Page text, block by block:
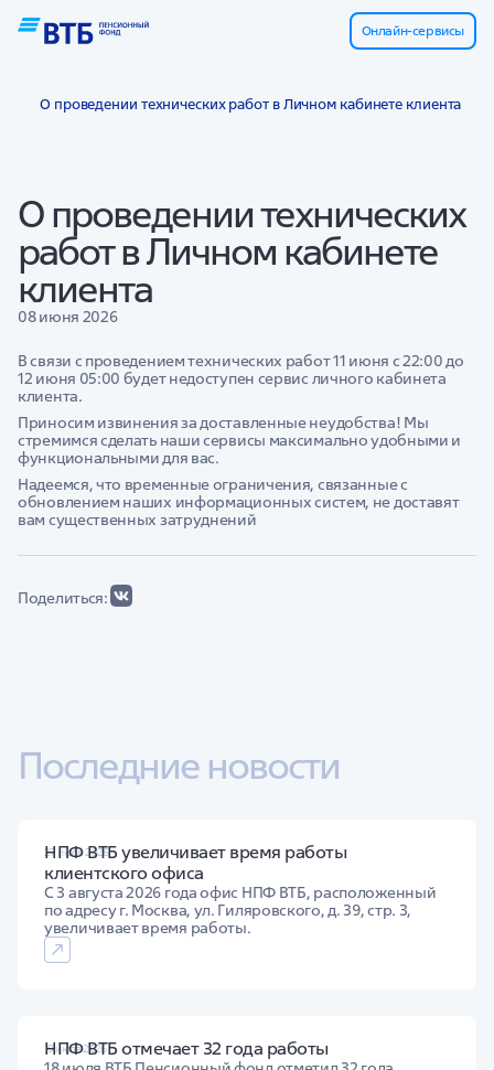
Онлайн-сервисы
О проведении технических работ в Личном кабинете клиента
О проведении технических
работ в Личном кабинете
клиента
08 июня 2026
В связи с проведением технических работ 11 июня с 22:00 до
12 июня 05:00 будет недоступен сервис личного кабинета
клиента.
Приносим извинения за доставленные неудобства! Мы
стремимся сделать наши сервисы максимально удобными и
функциональными для вас.
Надеемся, что временные ограничения, связанные с
обновлением наших информационных систем, не доставят
вам существенных затруднений
Поделиться:
Последние новости
27 июля 2026
НПФ ВТБ увеличивает время работы
клиентского офиса
С 3 августа 2026 года офис НПФ ВТБ, расположенный
по адресу г. Москва, ул. Гиляровского, д. 39, стр. 3,
увеличивает время работы.
19 июля 2026
НПФ ВТБ отмечает 32 года работы